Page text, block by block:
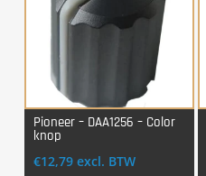
Login Voor Aankoop
Pioneer – DAA1256 – Color
knop
€12,79 excl. BTW